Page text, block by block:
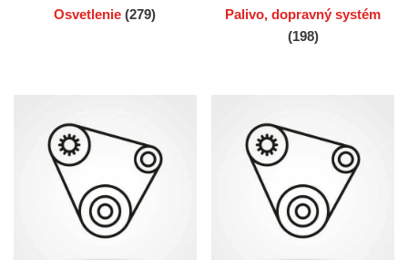
Osvetlenie(279)
Palivo, dopravný systém
(198)